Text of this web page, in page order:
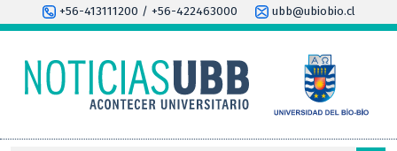
+56-413111200 / +56-422463000 ubb@ubiobio.cl